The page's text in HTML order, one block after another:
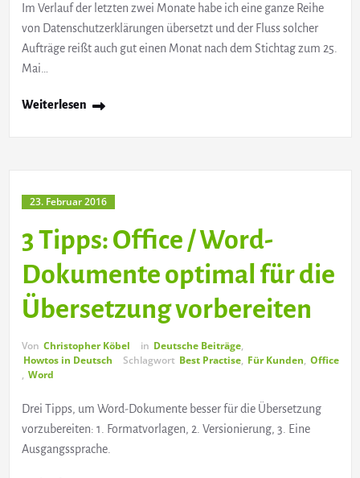
Im Verlauf der letzten zwei Monate habe ich eine ganze Reihe
von Datenschutzerklärungen übersetzt und der Fluss solcher
Aufträge reißt auch gut einen Monat nach dem Stichtag zum 25.
Mai…
Weiterlesen
23. Februar 2016
3 Tipps: Office / Word-
Dokumente optimal für die
Übersetzung vorbereiten
Von Christopher Köbel in Deutsche Beiträge,
Howtos in Deutsch
Schlagwort Best Practise, Für Kunden, Office
, Word
Drei Tipps, um Word-Dokumente besser für die Übersetzung
vorzubereiten: 1. Formatvorlagen, 2. Versionierung, 3. Eine
Ausgangssprache.